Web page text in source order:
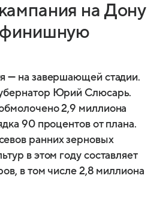
на Дону
финишную
— на завершающей стадии.
Юрий Слюсарь.
2,9 миллиона
90 процентов от плана.
ранних зерновых
в этом году составляет
в том числе 2,8 миллиона